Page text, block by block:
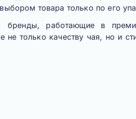
товара только по его
бренды, работающие в
не только качеству чая, но и